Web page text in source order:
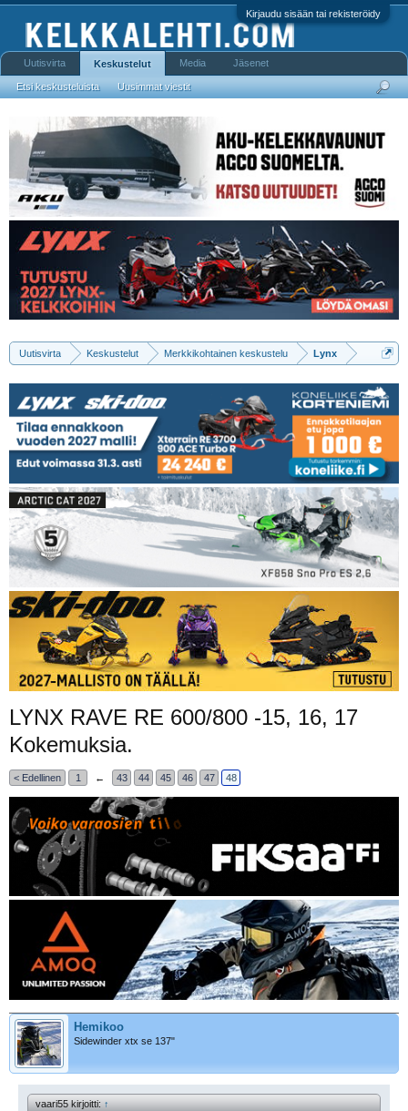
Kirjaudu sisään tai rekisteröidy
Uutisvirta Keskustelut Merkkikohtainen keskustelu Lynx
LYNX RAVE RE 600/800 -15, 16, 17
Kokemuksia.
< Edellinen 1 ← 43 44 45 46 47 48
Hemikoo
Sidewinder xtx se 137"
vaari55 kirjoitti:↑
Uutisvirta Keskustelut
Etsi keskusteluista Uusimmat viestit
Media Jäsenet